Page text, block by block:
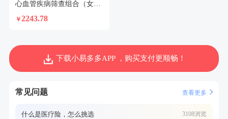
心血管疾病筛查组合（女）N2
￥2243.78
下载小易多多APP ，购买支付更顺畅！
常见问题 查看更多
什么是医疗险，怎么挑选 3108浏览